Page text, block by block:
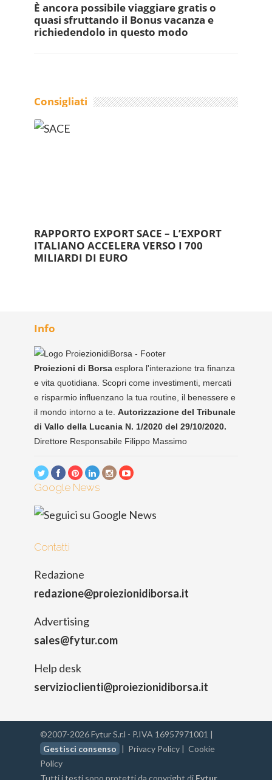
È ancora possibile viaggiare gratis o
quasi sfruttando il Bonus vacanza e
richiedendolo in questo modo
Consigliati
RAPPORTO EXPORT SACE – L’EXPORT
ITALIANO ACCELERA VERSO I 700
MILIARDI DI EURO
Info
Proiezioni di Borsa esplora l'interazione tra finanza
e vita quotidiana. Scopri come investimenti, mercati
e risparmio influenzano la tua routine, il benessere e
il mondo intorno a te. Autorizzazione del Tribunale
di Vallo della Lucania N. 1/2020 del 29/10/2020.
Direttore Responsabile Filippo Massimo
Google News
Contatti
Redazione
redazione@proiezionidiborsa.it
Advertising
sales@fytur.com
Help desk
servizioclienti@proiezionidiborsa.it
©2007-2026 Fytur S.r.l - P.IVA 16957971001 |
Gestisci consenso | Privacy Policy | Cookie
Policy
Tutti i testi sono protetti da copyright di Fytur